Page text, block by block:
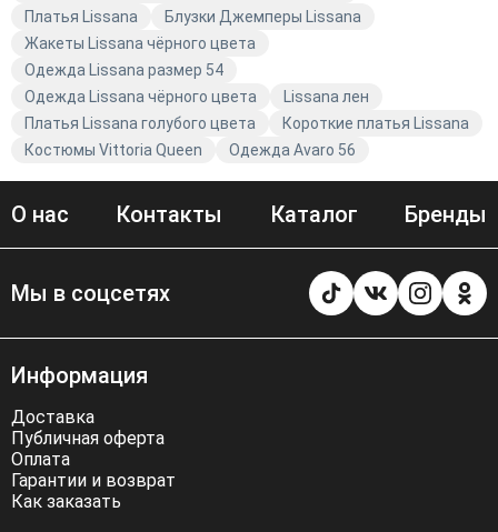
Платья Lissana
Блузки Джемперы Lissana
Жакеты Lissana чёрного цвета
Одежда Lissana размер 54
Одежда Lissana чёрного цвета
Lissana лен
Платья Lissana голубого цвета
Короткие платья Lissana
Костюмы Vittoria Queen
Одежда Avaro 56
О нас Контакты Каталог Бренды
Мы в соцсетях
Информация
Доставка
Публичная оферта
Оплата
Гарантии и возврат
Как заказать